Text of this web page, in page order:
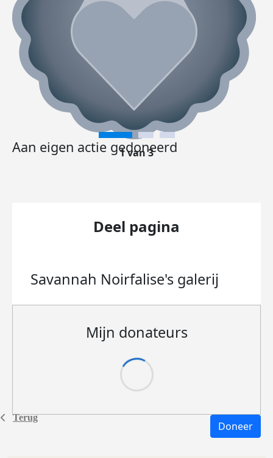
Terug
Aan eigen actie gedoneerd
1 van 3
Deel pagina
Savannah Noirfalise's galerij
Mijn donateurs
Doneer